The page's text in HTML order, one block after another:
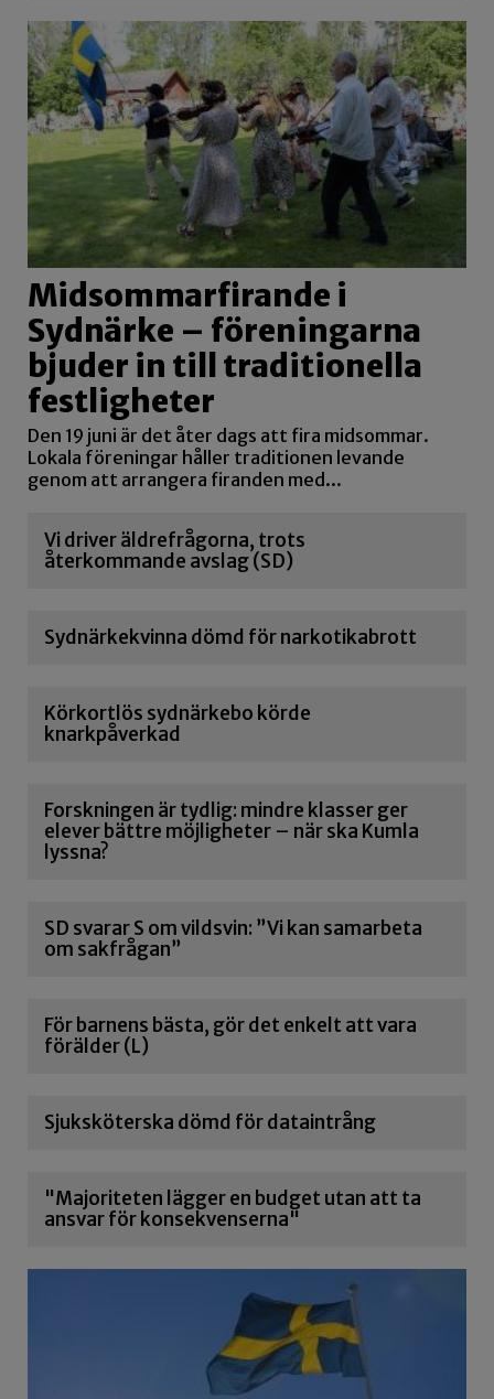
Midsommarfirande i
Sydnärke – föreningarna
bjuder in till traditionella
festligheter
Den 19 juni är det åter dags att fira midsommar.
Lokala föreningar håller traditionen levande
genom att arrangera firanden med...
Vi driver äldrefrågorna, trots
återkommande avslag (SD)
Sydnärkekvinna dömd för narkotikabrott
Körkortlös sydnärkebo körde
knarkpåverkad
Forskningen är tydlig: mindre klasser ger
elever bättre möjligheter – när ska Kumla
lyssna?
SD svarar S om vildsvin: ”Vi kan samarbeta
om sakfrågan”
För barnens bästa, gör det enkelt att vara
förälder (L)
Sjuksköterska dömd för dataintrång
"Majoriteten lägger en budget utan att ta
ansvar för konsekvenserna"